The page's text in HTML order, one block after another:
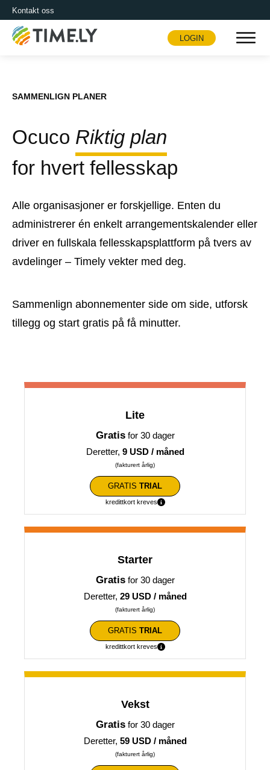
Kontakt oss
Timely
LOGIN
SAMMENLIGN PLANER
Ocuco Riktig plan
for hvert fellesskap
Alle organisasjoner er forskjellige. Enten du
administrerer én enkelt arrangementskalender eller
driver en fullskala fellesskapsplattform på tvers av
avdelinger – Timely vekter med deg.
Sammenlign abonnementer side om side, utforsk
tillegg og start gratis på få minutter.
Lite
Gratisfor 30 dager
Deretter, 9 USD / måned
(fakturert årlig)
GRATIS TRIAL
kredittkort kreves
Starter
Gratisfor 30 dager
Deretter, 29 USD / måned
(fakturert årlig)
GRATIS TRIAL
kredittkort kreves
Vekst
Gratisfor 30 dager
Deretter, 59 USD / måned
(fakturert årlig)